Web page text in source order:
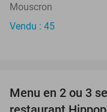
Mouscron
Vendu : 45
Menu en 2 ou 3